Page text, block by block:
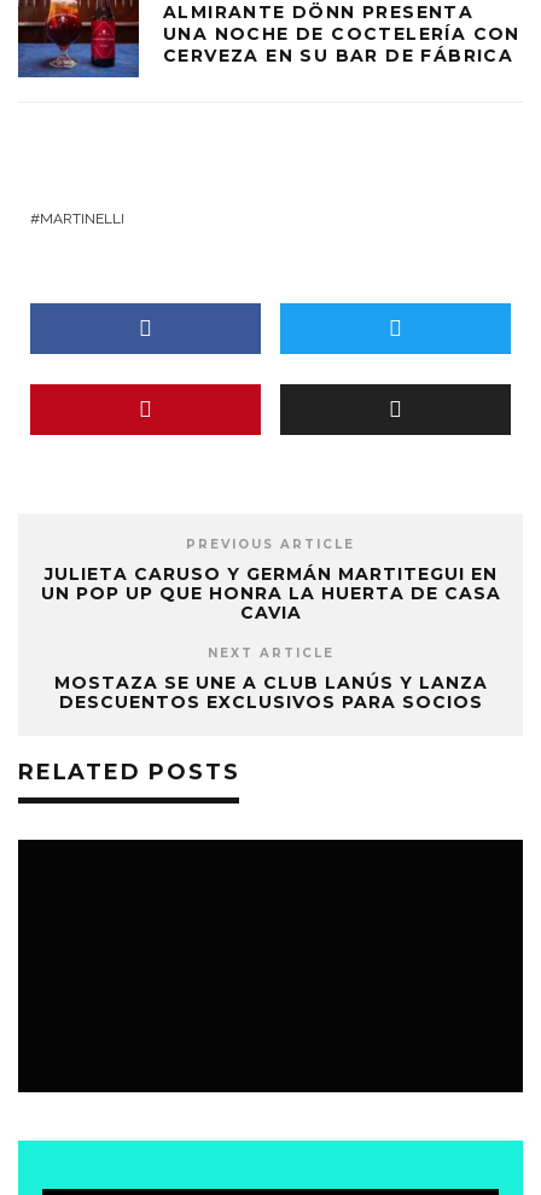
ALMIRANTE DÖNN PRESENTA
UNA NOCHE DE COCTELERÍA CON
CERVEZA EN SU BAR DE FÁBRICA
MARTINELLI
PREVIOUS ARTICLE
JULIETA CARUSO Y GERMÁN MARTITEGUI EN
UN POP UP QUE HONRA LA HUERTA DE CASA
CAVIA
NEXT ARTICLE
MOSTAZA SE UNE A CLUB LANÚS Y LANZA
DESCUENTOS EXCLUSIVOS PARA SOCIOS
RELATED POSTS